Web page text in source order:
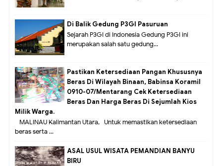
Di Balik Gedung P3GI Pasuruan
Sejarah P3GI di Indonesia Gedung P3GI ini
merupakan salah satu gedung...
Pastikan Ketersediaan Pangan Khususnya
Beras Di Wilayah Binaan, Babinsa Koramil
0910-07/Mentarang Cek Ketersediaan
Beras Dan Harga Beras Di Sejumlah Kios
Milik Warga.
MALINAU Kalimantan Utara,- Untuk memastikan ketersediaan
beras serta ...
ASAL USUL WISATA PEMANDIAN BANYU
BIRU